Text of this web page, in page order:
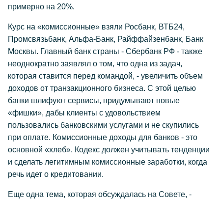
примерно на 20%.
Курс на «комиссионные» взяли Росбанк, ВТБ24,
Промсвязьбанк, Альфа-Банк, Райффайзенбанк, Банк
Москвы. Главный банк страны - Сбербанк РФ - также
неоднократно заявлял о том, что одна из задач,
которая ставится перед командой, - увеличить объем
доходов от транзакционного бизнеса. С этой целью
банки шлифуют сервисы, придумывают новые
«фишки», дабы клиенты с удовольствием
пользовались банковскими услугами и не скупились
при оплате. Комиссионные доходы для банков - это
основной «хлеб». Кодекс должен учитывать тенденции
и сделать легитимным комиссионные заработки, когда
речь идет о кредитовании.
Еще одна тема, которая обсуждалась на Совете, -